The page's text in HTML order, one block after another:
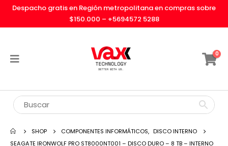
Despacho gratis en Región metropolitana en compras sobre
$150.000 – +5694572 5288
0
SHOP COMPONENTES INFORMÁTICOS, DISCO INTERNO
SEAGATE IRONWOLF PRO ST8000NT001 – DISCO DURO – 8 TB – INTERNO